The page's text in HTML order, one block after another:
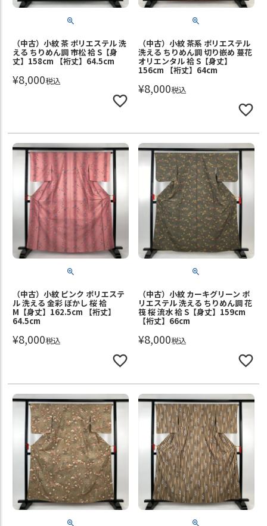
（中古）小紋 茶 ポリエステル 洗
える ちりめん調 市松 袷 S【身
丈】158cm 【裄丈】64.5cm
¥8,000税込
（中古）小紋 茶系 ポリエステル
洗える ちりめん調 切り嵌め 蔓花
オリエンタル 袷 S【身丈】
156cm 【裄丈】64cm
¥8,000税込
（中古）小紋 ピンク ポリエステ
ル 洗える 金彩 ぼかし 桜 袷
M【身丈】162.5cm 【裄丈】
64.5cm
¥8,000税込
（中古）小紋 カーキグリーン ポ
リエステル 洗える ちりめん調 花
筏 桜 流水 袷 S【身丈】159cm
【裄丈】66cm
¥8,000税込